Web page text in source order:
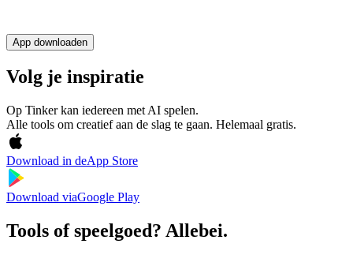
App downloaden
Volg je inspiratie
Op Tinker kan iedereen met AI spelen.
Alle tools om creatief aan de slag te gaan. Helemaal gratis.
Download in deApp Store
Download viaGoogle Play
Tools of speelgoed? Allebei.